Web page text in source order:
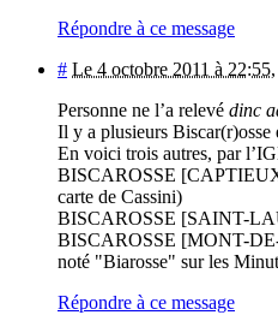
Répondre à ce message
# Le 4 octobre 2011 à 22:55,
Personne ne l’a relevé dinc
Il y a plusieurs Biscar(r)osse
En voici trois autres, par
BISCAROSSE
carte de Cassini)
BISCAROSSE [SAINT-
BISCAROSSE [MONT-
noté "Biarosse" sur les
Répondre à ce message